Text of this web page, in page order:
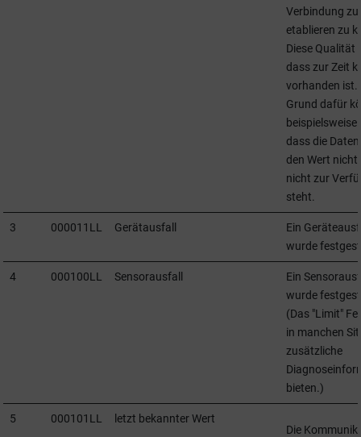
Verbindung zu
etablieren zu
Diese Qualität
dass zur Zeit
vorhanden ist.
Grund dafür
beispielsweise
dass die
den Wert nicht
nicht zur
steht.
3 000011LL Gerätausfall
Ein
wurde
4 000100LL Sensorausfall
Ein
wurde
(Das "Limit"
in manchen
zusätzliche
bieten.)
5 000101LL
letzt bekannter Wert
Die